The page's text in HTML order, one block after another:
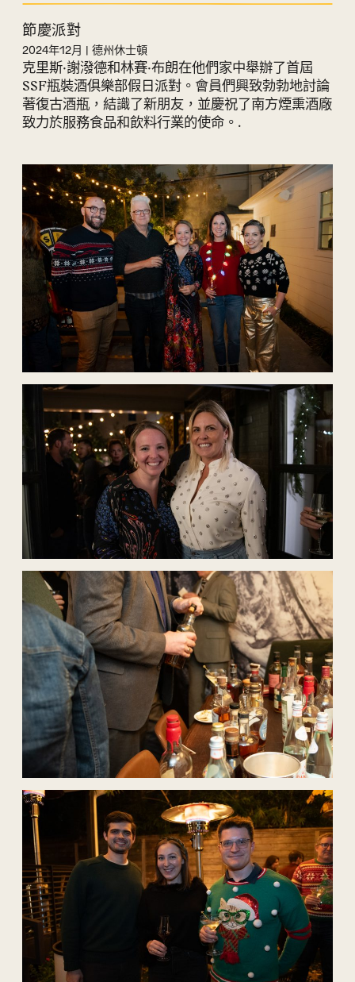
節慶派對
2024年12月 | 德州休士頓
克里斯·謝潑德和林賽·布朗在他們家中舉辦了首屆
SSF瓶裝酒俱樂部假日派對。會員們興致勃勃地討論
著復古酒瓶，結識了新朋友，並慶祝了南方煙熏酒廠
致力於服務食品和飲料行業的使命。.